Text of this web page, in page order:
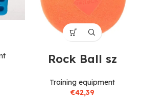
Rock Ball sz
Training equipment
€42,39